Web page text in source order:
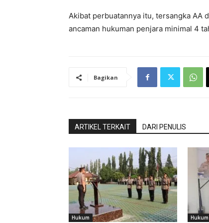
Akibat perbuatannya itu, tersangka AA
ancaman hukuman penjara minimal 4
Bagikan
ARTIKEL TERKAIT DARI PENULIS
Hukum Hukum